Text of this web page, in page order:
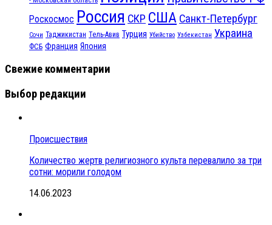
Роскосмос Россия СКР США Санкт-Петербург
Сочи Таджикистан Тель-Авив Турция Убийство Узбекистан Украина
ФСБ Франция Япония
Свежие комментарии
Выбор редакции
Происшествия
Количество жертв религиозного культа перевалило за три
сотни: морили голодом
14.06.2023